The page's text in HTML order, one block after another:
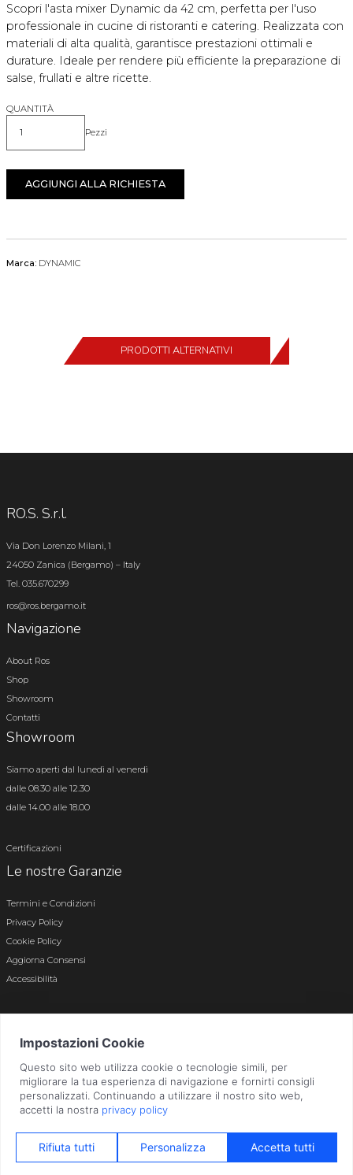
Scopri l'asta mixer Dynamic da 42 cm, perfetta per l'uso
professionale in cucine di ristoranti e catering. Realizzata con
materiali di alta qualità, garantisce prestazioni ottimali e
durature. Ideale per rendere più efficiente la preparazione di
salse, frullati e altre ricette.
QUANTITÀ
Quantità Pezzi
AGGIUNGI ALLA RICHIESTA
Marca: DYNAMIC
PRODOTTI ALTERNATIVI
RO.S. S.r.l.
Via Don Lorenzo Milani, 1
24050 Zanica (Bergamo) – Italy
Tel. 035.670299
ros@ros.bergamo.it
Navigazione
About Ros
Shop
Showroom
Contatti
Showroom
Siamo aperti dal lunedì al venerdì
dalle 08.30 alle 12.30
dalle 14.00 alle 18.00
Certificazioni
Le nostre Garanzie
Termini e Condizioni
Privacy Policy
Cookie Policy
Aggiorna Consensi
Accessibilità
Bergamo n. 01496180165 · Capitale Sociale i.v. € 800.000,00